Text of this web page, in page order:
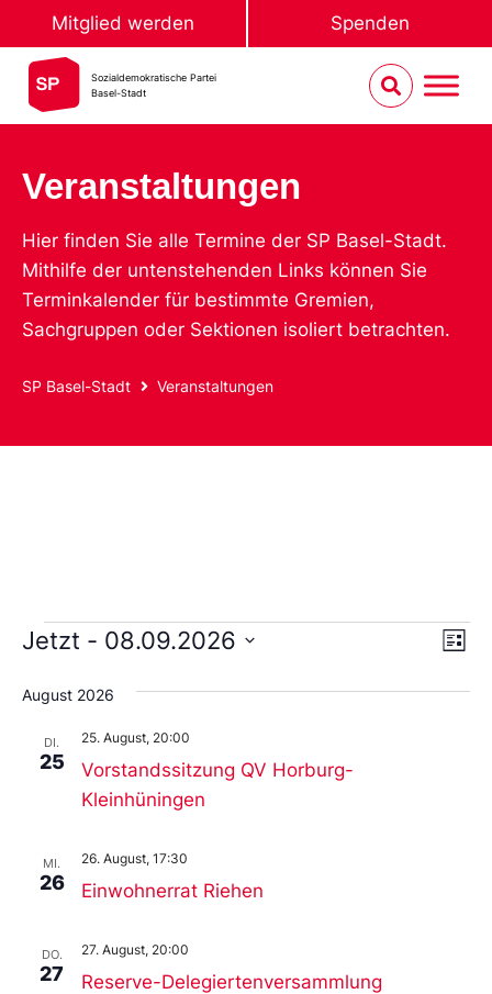
Mitglied werden Spenden
Sozialdemokratische Partei
Basel-Stadt
Veranstaltungen
Hier finden Sie alle Termine der SP Basel-Stadt.
Mithilfe der untenstehenden Links können Sie
Terminkalender für bestimmte Gremien,
Sachgruppen oder Sektionen isoliert betrachten.
SP Basel-Stadt Veranstaltungen
Liste
Jetzt - 08.09.2026
Sie
das
aus.
August 2026
DI.
25
Vorstandssitzung QV Horburg-
Kleinhüningen
25. August, 20:00
MI.
26 Einwohnerrat Riehen
26. August, 17:30
DO.
27 Reserve-Delegiertenversammlung
27. August, 20:00